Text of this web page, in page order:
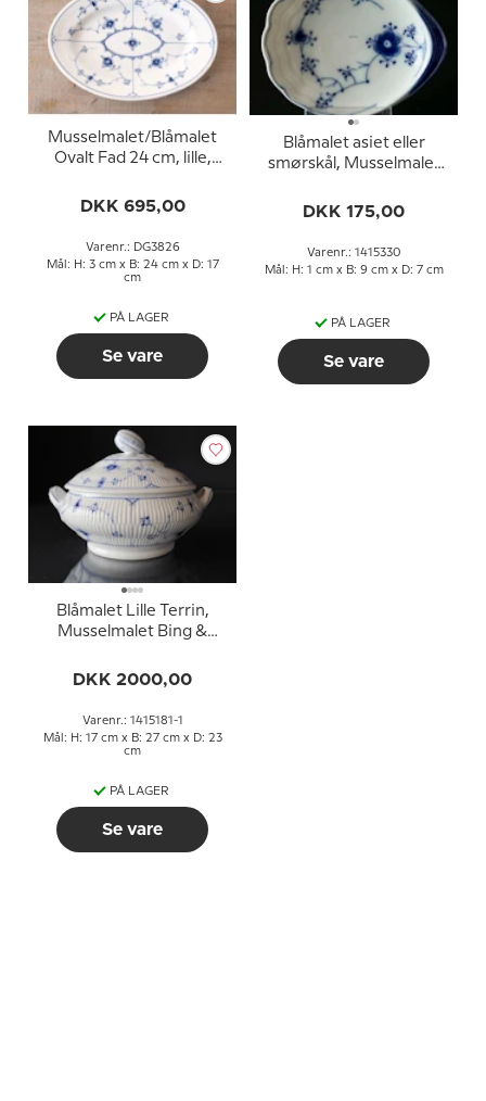
Musselmalet/Blåmalet
Ovalt Fad 24 cm, lille,
DKK 695,00
Varenr.: DG3826
Mål: H: 3 cm x B: 24 cm x D: 17
cm
PÅ LAGER
Se vare
Blåmalet asiet eller
smørskål, Musselmalet
DKK 175,00
Varenr.: 1415330
Mål: H: 1 cm x B: 9 cm x D: 7 cm
PÅ LAGER
Se vare
Blåmalet Lille Terrin,
Musselmalet Bing &
sjælden
DKK 2000,00
Varenr.: 1415181-1
Mål: H: 17 cm x B: 27 cm x D: 23
cm
PÅ LAGER
Se vare